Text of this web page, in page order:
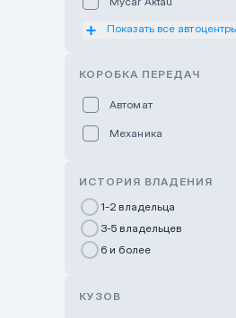
Mycar Uralsk
GWM Nurly Zhol
Chery Astana
Показать все
КОРОБКА ПЕРЕДАЧ
Автомат
Механика
ИСТОРИЯ ВЛАДЕНИЯ
1-2 владельца
3-5 владельцев
6 и более
КУЗОВ